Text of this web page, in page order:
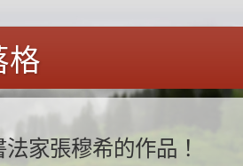
格
家張穆希的作品！